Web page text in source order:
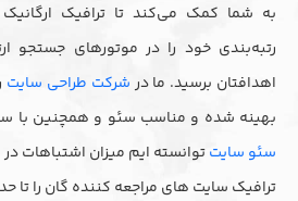
به شما کمک می‌کند تا ترافیک
رتبه‌بندی خود را در موتورهای جستجو
اهدافتان برسید. ما در شرکت طراحی سایت
بهینه شده و مناسب سئو و همچنین با
سئو سایتتوانسته ایم میزان اشتباهات
ترافیک سایت های مراجعه کننده گان را تا